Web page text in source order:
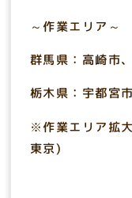
～作業エリア～
群馬県：高崎市
栃木県：宇都宮
※作業エリア拡
東京)